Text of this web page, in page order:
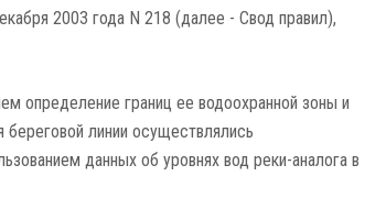
2003 года N 218 (далее - Свод правил),
определение границ ее водоохранной зоны и
линии осуществлялись
данных об уровнях вод реки-аналога в